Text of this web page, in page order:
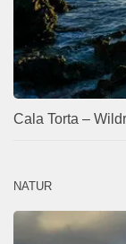
Cala Torta –
NATUR